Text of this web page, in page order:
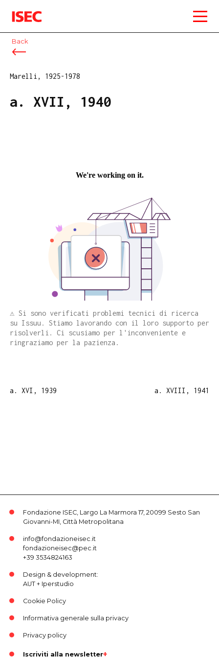
ISEC
Back
Marelli, 1925-1978
a. XVII, 1940
⚠️ Si sono verificati problemi tecnici di ricerca
su Issuu. Stiamo lavorando con il loro supporto per
risolverli. Ci scusiamo per l'inconveniente e
ringraziamo per la pazienza.
a. XVI, 1939 a. XVIII, 1941
Fondazione ISEC, Largo La Marmora 17, 20099 Sesto San
Giovanni-MI, Città Metropolitana
info@fondazioneisec.it
fondazioneisec@pec.it
+39 3534824163
Design & development:
AUT+ Iperstudio
Cookie Policy
Informativa generale sulla privacy
Privacy policy
Iscriviti alla newsletter